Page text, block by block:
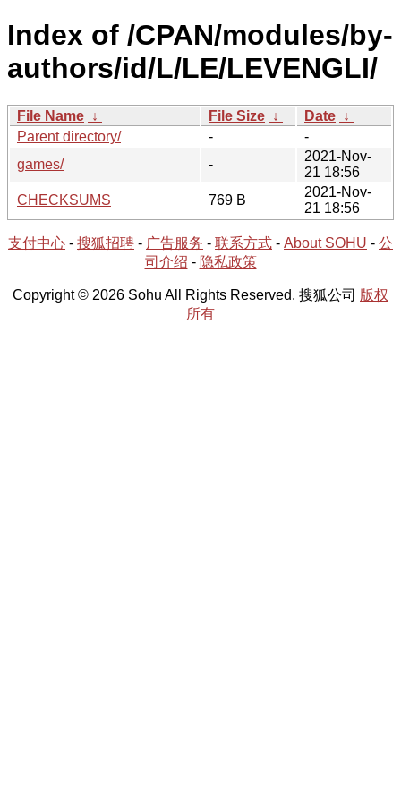
Index of /CPAN/modules/by-
authors/id/L/LE/LEVENGLI/
File Name ↓ File Size ↓ Date ↓
Parent directory/
-
-
games/
-
2021-Nov-
21 18:56
CHECKSUMS
769 B
2021-Nov-
21 18:56
支付中心 - 搜狐招聘 - 广告服务 - 联系方式 - About SOHU - 公
司介绍 - 隐私政策
Copyright © 2026 Sohu All Rights Reserved. 搜狐公司 版权
所有